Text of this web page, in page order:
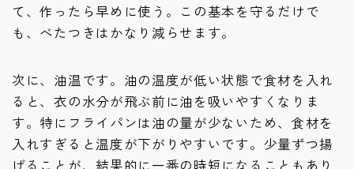
て、作ったら早めに使う。この基本を守るだけで
も、べたつきはかなり減らせます。
次に、油温です。油の温度が低い状態で食材を入れ
ると、衣の水分が飛ぶ前に油を吸いやすくなりま
す。特にフライパンは油の量が少ないため、食材を
入れすぎると温度が下がりやすいです。少量ずつ揚
げることが、結果的に一番の時短になることもあり